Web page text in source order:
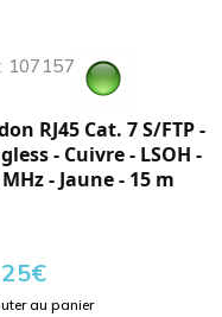
107157
RJ45 Cat. 7 S/FTP -
- Cuivre - LSOH -
- Jaune - 15 m
€
au panier